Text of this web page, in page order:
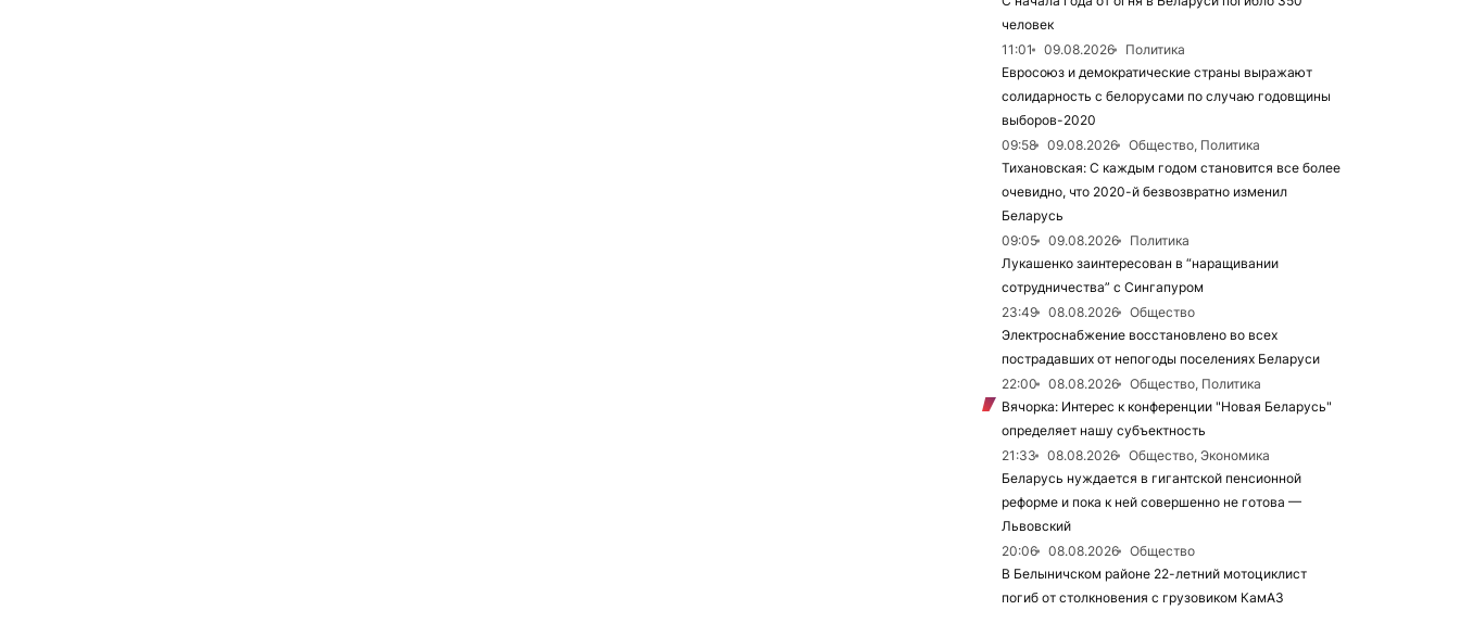
человек
11:01
09.08.2026
Политика
Евросоюз и демократические страны выражают
солидарность с белорусами по случаю годовщины
выборов-2020
09:58
09.08.2026
Общество, Политика
Тихановская: С каждым годом становится все более
очевидно, что 2020-й безвозвратно изменил
Беларусь
09:05
09.08.2026
Политика
Лукашенко заинтересован в “наращивании
сотрудничества” с Сингапуром
23:49
08.08.2026
Общество
Электроснабжение восстановлено во всех
пострадавших от непогоды поселениях Беларуси
22:00
08.08.2026
Общество, Политика
Вячорка: Интерес к конференции "Новая Беларусь"
определяет нашу субъектность
21:33
08.08.2026
Общество, Экономика
Беларусь нуждается в гигантской пенсионной
реформе и пока к ней совершенно не готова —
Львовский
20:06
08.08.2026
Общество
В Белыничском районе 22-летний мотоциклист
погиб от столкновения с грузовиком КамАЗ